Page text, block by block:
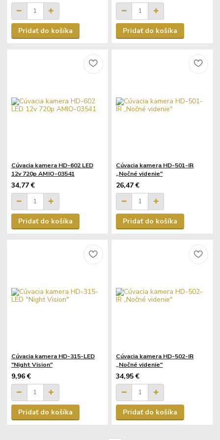
Pridať do košíka Pridať do košíka
Cúvacia kamera HD-602 LED
12v 720p AMIO-03541
34,77 €
Pridať do košíka
Cúvacia kamera HD-501-IR
„Nočné videnie"
26,47 €
Pridať do košíka
Cúvacia kamera HD-315-LED
"Night Vision"
9,96 €
Pridať do košíka
Cúvacia kamera HD-502-IR
„Nočné videnie"
34,95 €
Pridať do košíka